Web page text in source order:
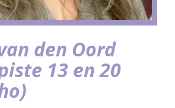
den Oord
13 en 20